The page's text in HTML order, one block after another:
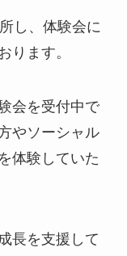
し、体験会に
ります。
会を受付中で
やソーシャル
体験していた
長を支援して